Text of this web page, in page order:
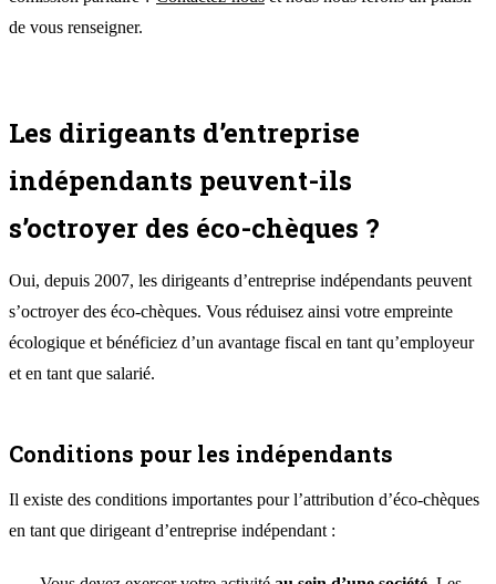
de vous renseigner.
Les dirigeants d’entreprise
indépendants peuvent-ils
s’octroyer des éco-chèques ?
Oui, depuis 2007, les dirigeants d’entreprise indépendants peuvent
s’octroyer des éco-chèques. Vous réduisez ainsi votre empreinte
écologique et bénéficiez d’un avantage fiscal en tant qu’employeur
et en tant que salarié.
Conditions pour les indépendants
Il existe des conditions importantes pour l’attribution d’éco-chèques
en tant que dirigeant d’entreprise indépendant :